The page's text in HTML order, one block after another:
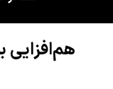
هم‌افزایی